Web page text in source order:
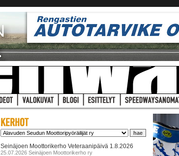
Seinäjoen Moottorikerho Veteraanipäivä 1.8.2026
25.07.2026 Seinäjoen Moottorikerho ry